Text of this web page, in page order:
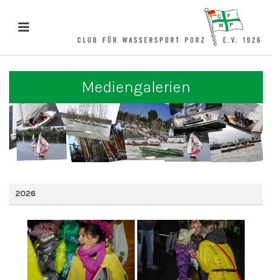
Mediengalerien
2026